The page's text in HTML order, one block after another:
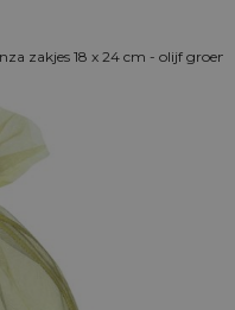
zakjes 18 x 24 cm - olijf groen